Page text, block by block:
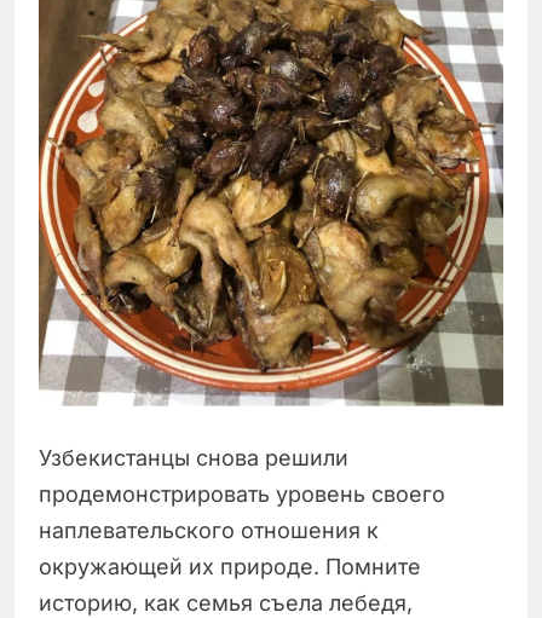
Узбекистанцы снова решили
продемонстрировать уровень своего
наплевательского отношения к
окружающей их природе. Помните
историю, как семья съела лебедя,